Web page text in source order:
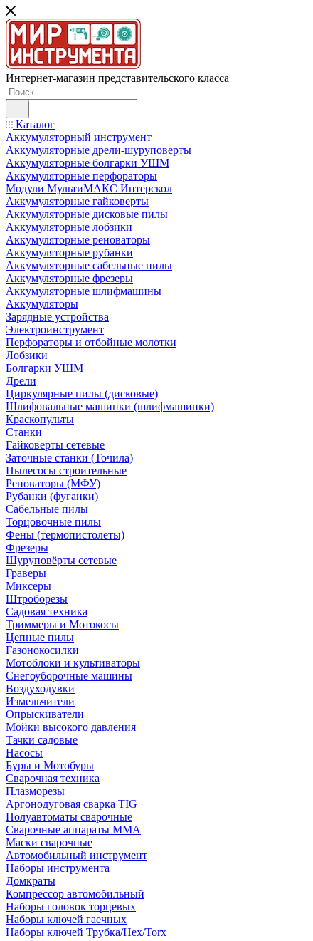
Интернет-магазин представительского класса
Каталог
Аккумуляторный инструмент
Аккумуляторные дрели-шуруповерты
Аккумуляторные болгарки УШМ
Аккумуляторные перфораторы
Модули МультиМАКС Интерскол
Аккумуляторные гайковерты
Аккумуляторные дисковые пилы
Аккумуляторные лобзики
Аккумуляторные реноваторы
Аккумуляторные рубанки
Аккумуляторные сабельные пилы
Аккумуляторные фрезеры
Аккумуляторные шлифмашины
Аккумуляторы
Зарядные устройства
Электроинструмент
Перфораторы и отбойные молотки
Лобзики
Болгарки УШМ
Дрели
Циркулярные пилы (дисковые)
Шлифовальные машинки (шлифмашинки)
Краскопульты
Станки
Гайковерты сетевые
Заточные станки (Точила)
Пылесосы строительные
Реноваторы (МФУ)
Рубанки (фуганки)
Сабельные пилы
Торцовочные пилы
Фены (термопистолеты)
Фрезеры
Шуруповёрты сетевые
Граверы
Миксеры
Штроборезы
Садовая техника
Триммеры и Мотокосы
Цепные пилы
Газонокосилки
Мотоблоки и культиваторы
Снегоуборочные машины
Воздуходувки
Измельчители
Опрыскиватели
Мойки высокого давления
Тачки садовые
Насосы
Буры и Мотобуры
Сварочная техника
Плазморезы
Аргонодуговая сварка TIG
Полуавтоматы сварочные
Сварочные аппараты ММА
Маски сварочные
Автомобильный инструмент
Наборы инструмента
Домкраты
Компрессор автомобильный
Наборы головок торцевых
Наборы ключей гаечных
Наборы ключей Трубка/Hex/Torx